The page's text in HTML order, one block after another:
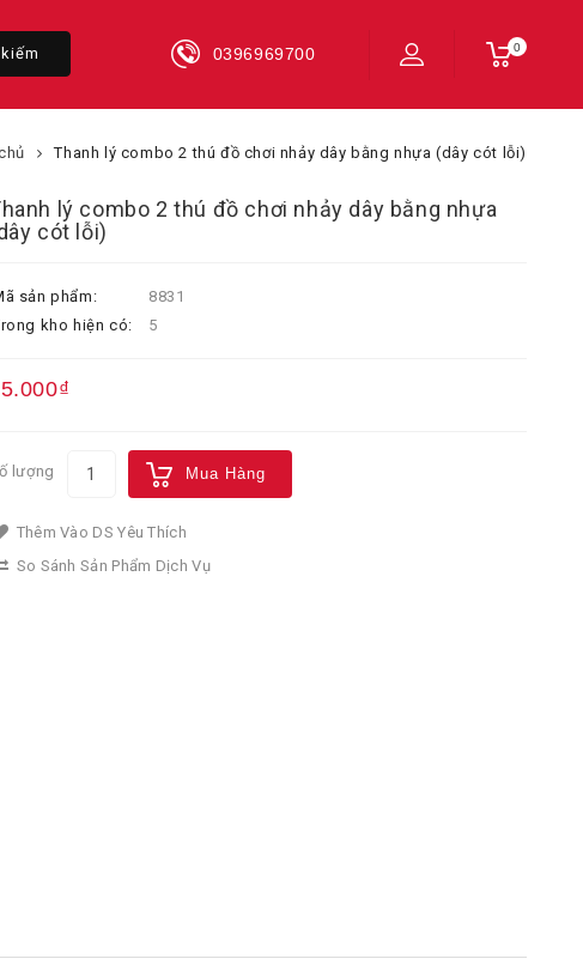
0
0396969700
Thanh lý combo 2 thú đồ chơi nhảy dây bằng nhựa (dây cót lỗi)
lý combo 2 thú đồ chơi nhảy dây bằng nhựa
cót lỗi)
sản phẩm:
8831
kho hiện có:
5
lượng Mua Hàng
Thêm Vào DS Yêu Thích
So Sánh Sản Phẩm Dịch Vụ